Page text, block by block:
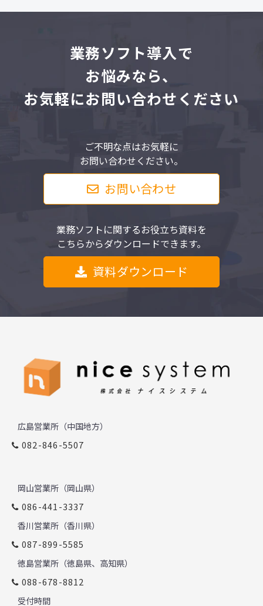
業務ソフト導入で
お悩みなら、
お気軽にお問い合わせください
ご不明な点はお気軽に
お問い合わせください。
お問い合わせ
業務ソフトに関するお役立ち資料を
こちらからダウンロードできます。
資料ダウンロード
広島営業所（中国地方）
082-846-5507
岡山営業所（岡山県）
086-441-3337
香川営業所（香川県）
087-899-5585
徳島営業所（徳島県、高知県）
088-678-8812
受付時間